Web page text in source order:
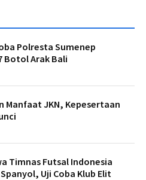
Polresta Sumenep
Botol Arak Bali
Manfaat JKN, Kepesertaan
Timnas Futsal Indonesia
Uji Coba Klub Elit